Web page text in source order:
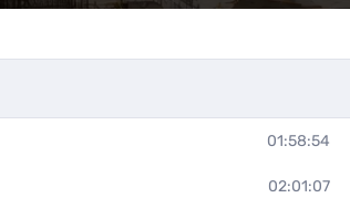
01:58:54
02:01:07